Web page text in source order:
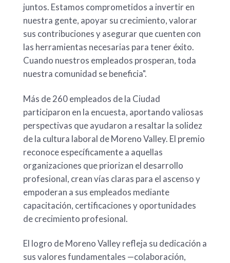
juntos. Estamos comprometidos a invertir en
nuestra gente, apoyar su crecimiento, valorar
sus contribuciones y asegurar que cuenten con
las herramientas necesarias para tener éxito.
Cuando nuestros empleados prosperan, toda
nuestra comunidad se beneficia".
Más de 260 empleados de la Ciudad
participaron en la encuesta, aportando valiosas
perspectivas que ayudaron a resaltar la solidez
de la cultura laboral de Moreno Valley. El premio
reconoce específicamente a aquellas
organizaciones que priorizan el desarrollo
profesional, crean vías claras para el ascenso y
empoderan a sus empleados mediante
capacitación, certificaciones y oportunidades
de crecimiento profesional.
El logro de Moreno Valley refleja su dedicación a
sus valores fundamentales —colaboración,